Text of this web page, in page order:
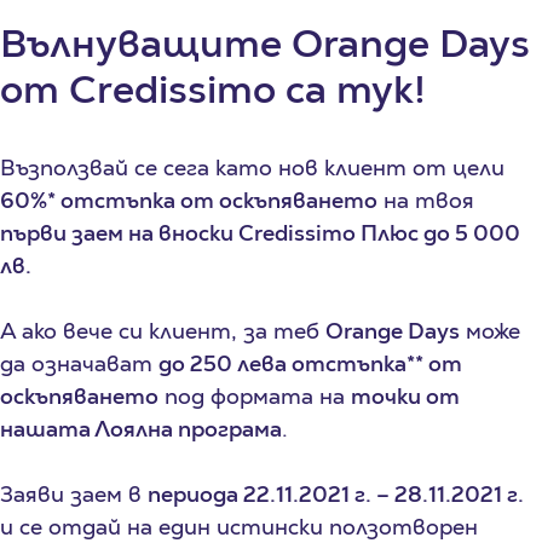
Вълнуващите Orange Days
от Credissimo са тук!
Възползвай се сега като нов клиент от цели
60%* отстъпка от оскъпяването на твоя
първи заем на вноски Credissimo Плюс до 5 000
лв.
А ако вече си клиент, за теб Orange Days може
да означават до 250 лева отстъпка** от
оскъпяването под формата на точки от
нашата Лоялна програма.
Заяви заем в периода 22.11.2021 г. – 28.11.2021 г.
и се отдай на един истински ползотворен